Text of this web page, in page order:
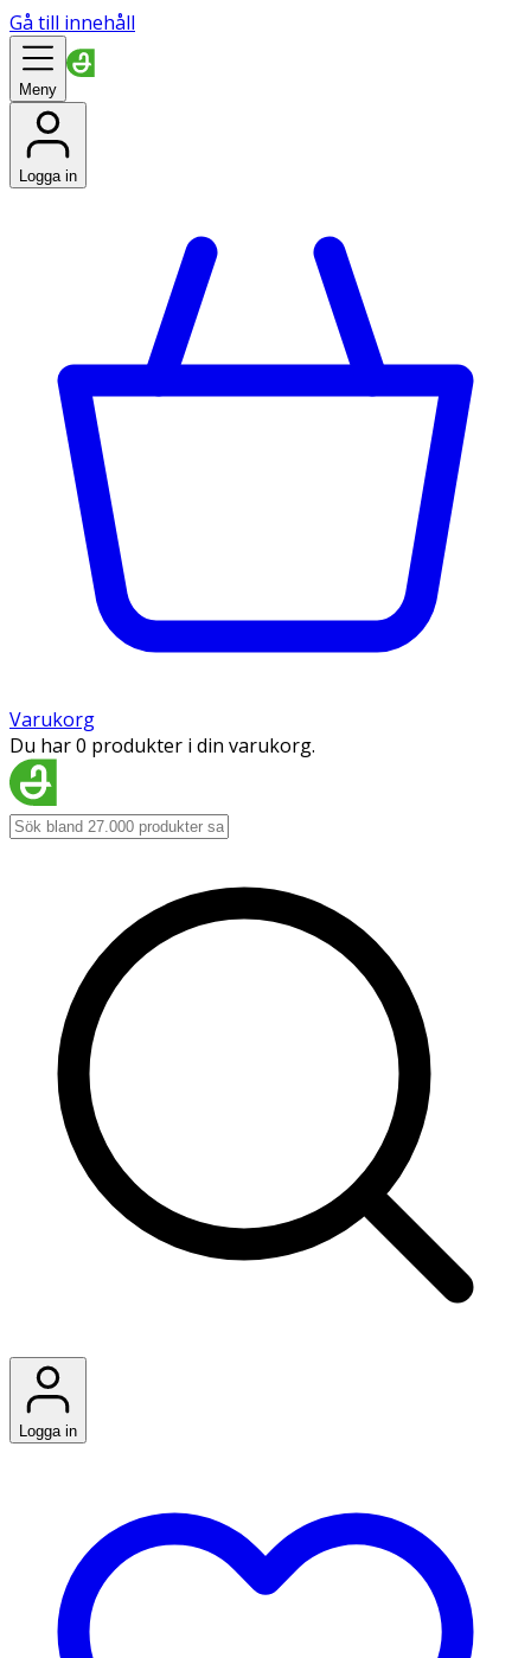
Gå till innehåll
Meny
Logga in
Varukorg
Du har 0 produkter i din varukorg.
Logga in